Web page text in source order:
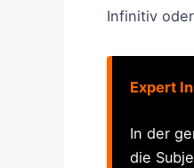
Infinitiv
Expert
In der
die